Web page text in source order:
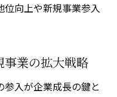
向上や新規事業参入
事業の拡大戦略
入が企業成長の鍵と